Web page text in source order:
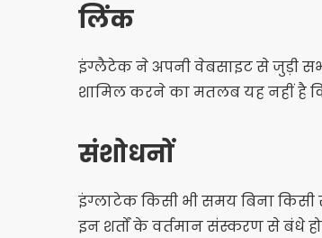
लिंक
इंग्लैटेक ने अपनी वेबसाइट से जुड़ी
शामिल करने का मतलब यह नहीं है कि
संशोधनों
इंग्लाटेक किसी भी समय बिना
इन शर्तों के वर्तमान संस्करण से बंधे